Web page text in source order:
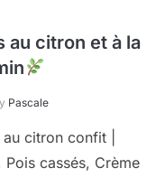
au citron et à la
Pascale